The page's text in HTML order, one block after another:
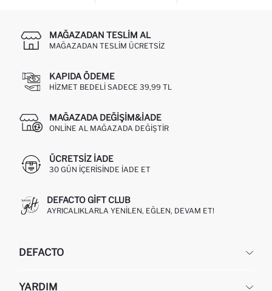
MAĞAZADAN TESLIM AL
MAĞAZADAN TESLIM ÜCRETSIZ
KAPIDA ÖDEME
HIZMET BEDELI SADECE 39,99 TL
MAĞAZADA DEĞIŞIM&İADE
ONLINE AL MAĞAZADA DEĞIŞTIR
ÜCRETSIZ IADE
30 GÜN IÇERISINDE IADE ET
DEFACTO GIFT CLUB
AYRICALIKLARLA YENILEN, EĞLEN, DEVAM ET!
DEFACTO
YARDIM